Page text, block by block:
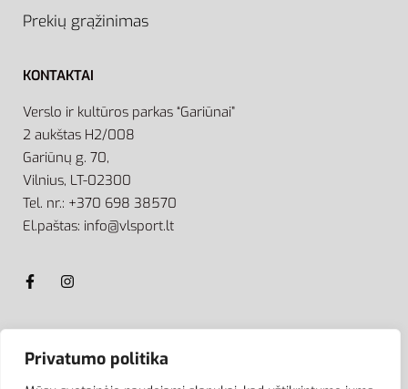
Privatumo politika
Prekių grąžinimas
KONTAKTAI
Verslo ir kultūros parkas “Gariūnai”
2 aukštas H2/008
Gariūnų g. 70,
Vilnius, LT-02300
Tel. nr.: +370 698 38570
El.paštas: info@vlsport.lt